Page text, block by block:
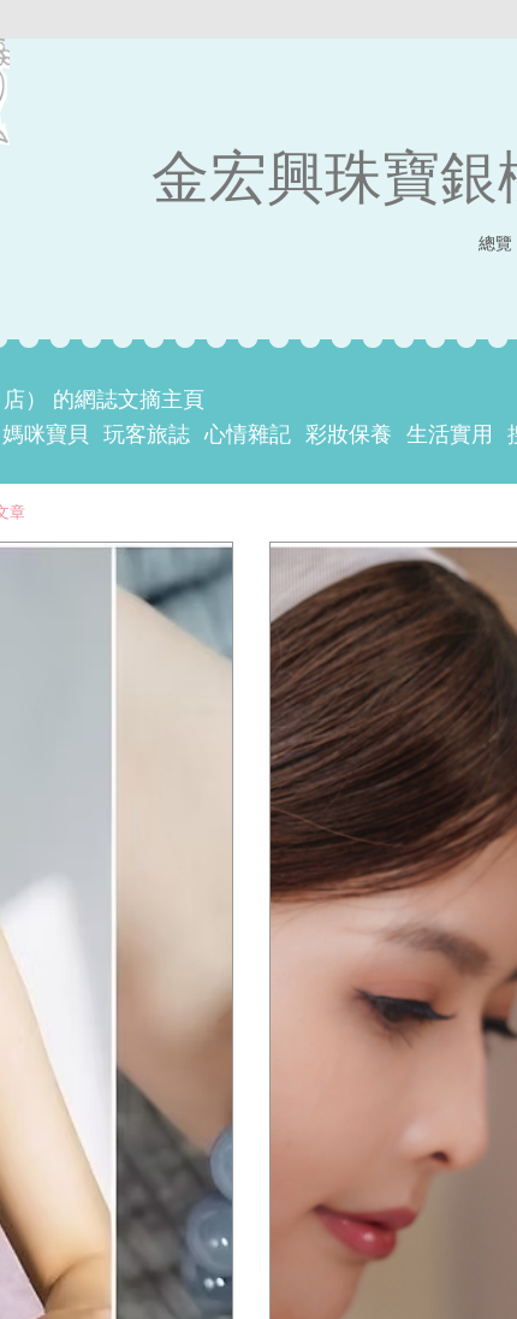
金宏興珠寶
總覽
） 的網誌文摘主頁
媽咪寶貝 玩客旅誌 心情雜記 彩妝保養 生活實用
章